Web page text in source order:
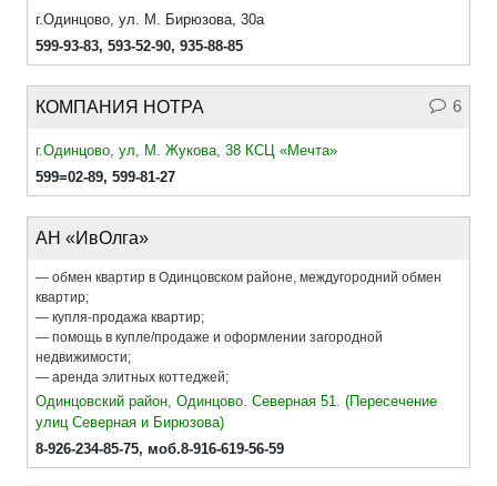
г.Одинцово, ул. М. Бирюзова, 30а
599-93-83, 593-52-90, 935-88-85
6
КОМПАНИЯ НОТРА
г.Одинцово, ул, М. Жукова, 38 КСЦ «Мечта»
599=02-89, 599-81-27
АН «ИвОлга»
— обмен квартир в Одинцовском районе, междугородний обмен
квартир;
— купля-продажа квартир;
— помощь в купле/продаже и оформлении загородной
недвижимости;
— аренда элитных коттеджей;
Одинцовский район, Одинцово. Северная 51. (Пересечение
улиц Северная и Бирюзова)
8-926-234-85-75, моб.8-916-619-56-59